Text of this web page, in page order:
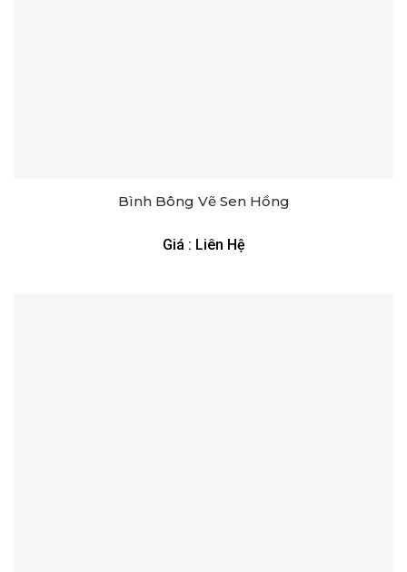
Bình Bông Vẽ Sen Hồng
Giá : Liên Hệ